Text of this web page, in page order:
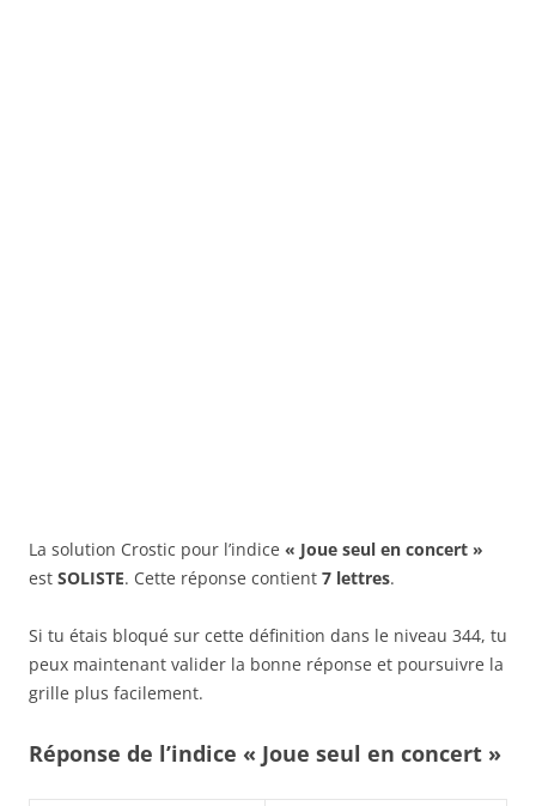
La solution Crostic pour l’indice « Joue seul en concert »
est SOLISTE. Cette réponse contient 7 lettres.
Si tu étais bloqué sur cette définition dans le niveau 344, tu
peux maintenant valider la bonne réponse et poursuivre la
grille plus facilement.
Réponse de l’indice « Joue seul en concert »